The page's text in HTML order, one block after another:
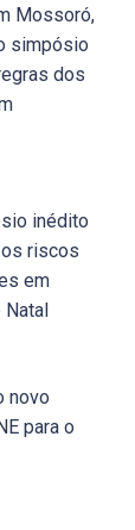
Mossoró,
simpósio
dos
inédito
riscos
em
novo
para o